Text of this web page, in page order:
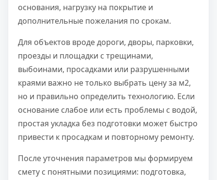
основания, нагрузку на покрытие и
дополнительные пожелания по срокам.
Для объектов вроде дороги, дворы, парковки,
проезды и площадки с трещинами,
выбоинами, просадками или разрушенными
краями важно не только выбрать цену за м2,
но и правильно определить технологию. Если
основание слабое или есть проблемы с водой,
простая укладка без подготовки может быстро
привести к просадкам и повторному ремонту.
После уточнения параметров мы формируем
смету с понятными позициями: подготовка,